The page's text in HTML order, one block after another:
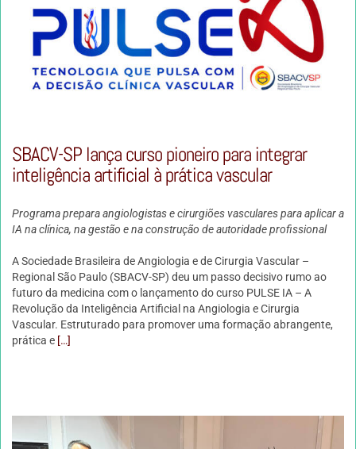
SBACV-SP lança curso pioneiro para integrar
inteligência artificial à prática vascular
Programa prepara angiologistas e cirurgiões vasculares para aplicar a
IA na clínica, na gestão e na construção de autoridade profissional
A Sociedade Brasileira de Angiologia e de Cirurgia Vascular –
Regional São Paulo (SBACV-SP) deu um passo decisivo rumo ao
futuro da medicina com o lançamento do curso PULSE IA – A
Revolução da Inteligência Artificial na Angiologia e Cirurgia
Vascular. Estruturado para promover uma formação abrangente,
prática e[…]